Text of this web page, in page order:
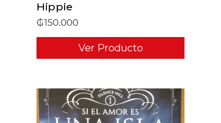
Hippie
₲150.000
Ver Producto